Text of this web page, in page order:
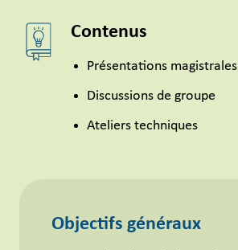
Contenus
Présentations magistrales
Discussions de groupe
Ateliers techniques
Objectifs généraux